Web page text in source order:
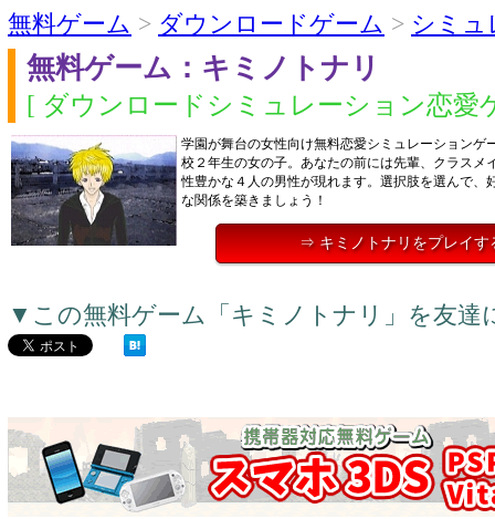
無料ゲーム > ダウンロードゲーム > シミュ
無料ゲーム：キミノトナリ
[ ダウンロードシミュレーション恋愛
学園が舞台の女性向け無料恋愛シミュレーションゲ
校２年生の女の子。あなたの前には先輩、クラスメ
性豊かな４人の男性が現れます。選択肢を選んで、
な関係を築きましょう！
⇒ キミノトナリをプレイす
▼この無料ゲーム「キミノトナリ」を友達